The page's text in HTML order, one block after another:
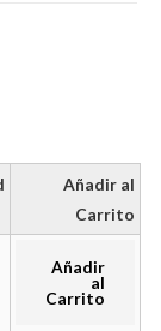
Añadir al
Carrito
Añadir
al
Carrito